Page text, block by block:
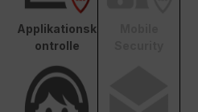
Applikationsk
ontrolle